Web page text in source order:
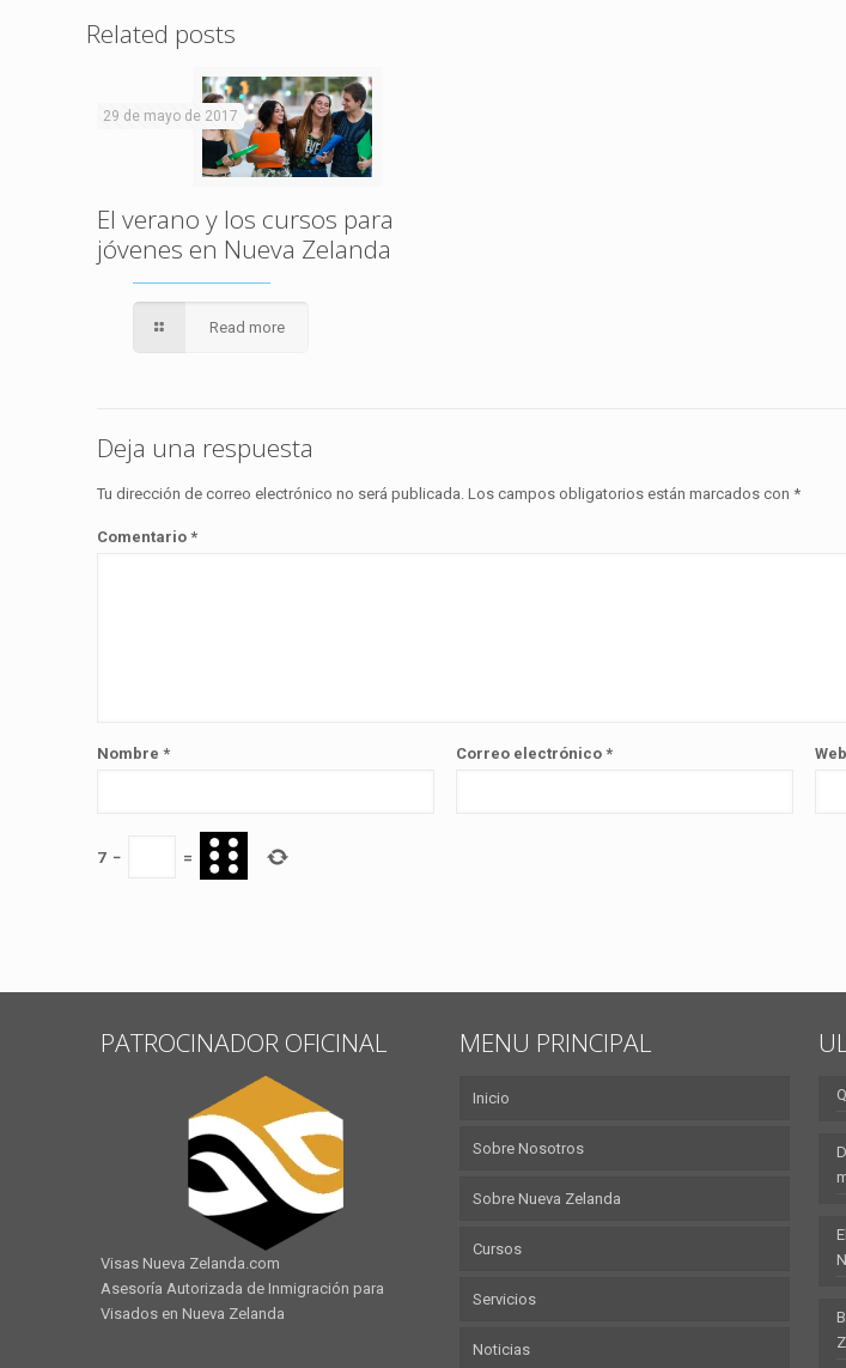
Related posts
29 de mayo de 2017
El verano y los cursos para
jóvenes en Nueva Zelanda
Read more
Deja una respuesta
Tu dirección de correo electrónico no será publicada. Los campos obligatorios están marcados con *
Comentario*
Nombre* Correo electrónico* Web
7 − =
PATROCINADOR OFICINAL
Visas Nueva Zelanda.com
Asesoría Autorizada de Inmigración para
Visados en Nueva Zelanda
MENU PRINCIPAL
Inicio
Sobre Nosotros
Sobre Nueva Zelanda
Cursos
Servicios
Noticias